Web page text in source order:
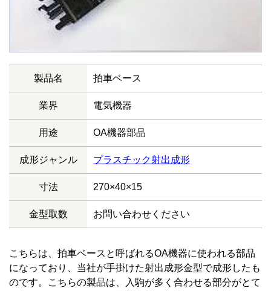
製品名 拍車ベース
業界 電気機器
用途 OA機器部品
成形ジャンル プラスチック射出成形
寸法 270×40×15
金型取数 お問い合わせください
こちらは、拍車ベースと呼ばれるOA機器に使われる部品
になっており、当社が手掛けた射出成形金型で成形したも
のです。こちらの製品は、入駒が多く合わせる部分がとて